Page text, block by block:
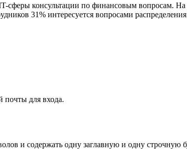
сферы консультации по финансовым вопросам.
31% интересуется вопросами
почты для входа.
и содержать одну заглавную и одну